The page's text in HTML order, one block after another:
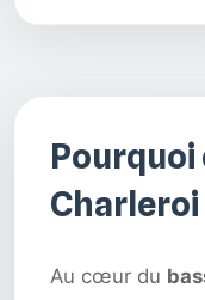
Pourquoi
Charleroi
Au cœur du